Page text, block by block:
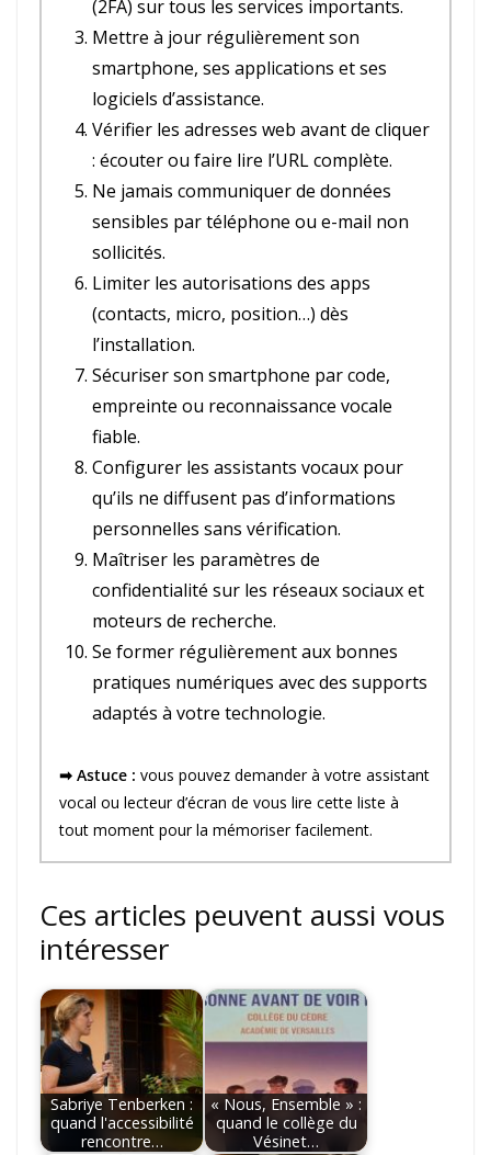
(2FA) sur tous les services importants.
Mettre à jour régulièrement son
smartphone, ses applications et ses
logiciels d’assistance.
Vérifier les adresses web avant de cliquer
: écouter ou faire lire l’URL complète.
Ne jamais communiquer de données
sensibles par téléphone ou e-mail non
sollicités.
Limiter les autorisations des apps
(contacts, micro, position…) dès
l’installation.
Sécuriser son smartphone par code,
empreinte ou reconnaissance vocale
fiable.
Configurer les assistants vocaux pour
qu’ils ne diffusent pas d’informations
personnelles sans vérification.
Maîtriser les paramètres de
confidentialité sur les réseaux sociaux et
moteurs de recherche.
Se former régulièrement aux bonnes
pratiques numériques avec des supports
adaptés à votre technologie.
➡ Astuce : vous pouvez demander à votre assistant
vocal ou lecteur d’écran de vous lire cette liste à
tout moment pour la mémoriser facilement.
Ces articles peuvent aussi vous
intéresser
Sabriye Tenberken :
quand l'accessibilité
rencontre…
« Nous, Ensemble » :
quand le collège du
Vésinet…